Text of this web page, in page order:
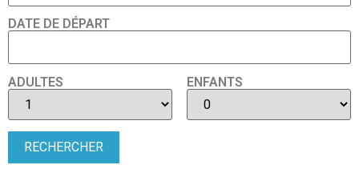
DATE DE DÉPART
ADULTES ENFANTS